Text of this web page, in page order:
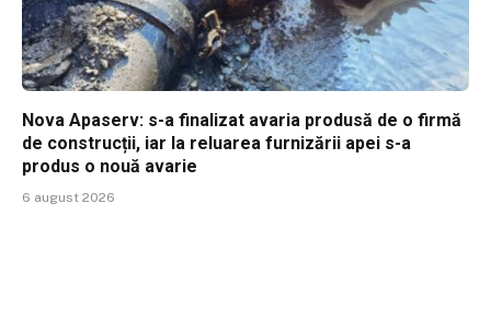
Nova Apaserv: s-a finalizat avaria produsă de o firmă
de construcții, iar la reluarea furnizării apei s-a
produs o nouă avarie
6 august 2026